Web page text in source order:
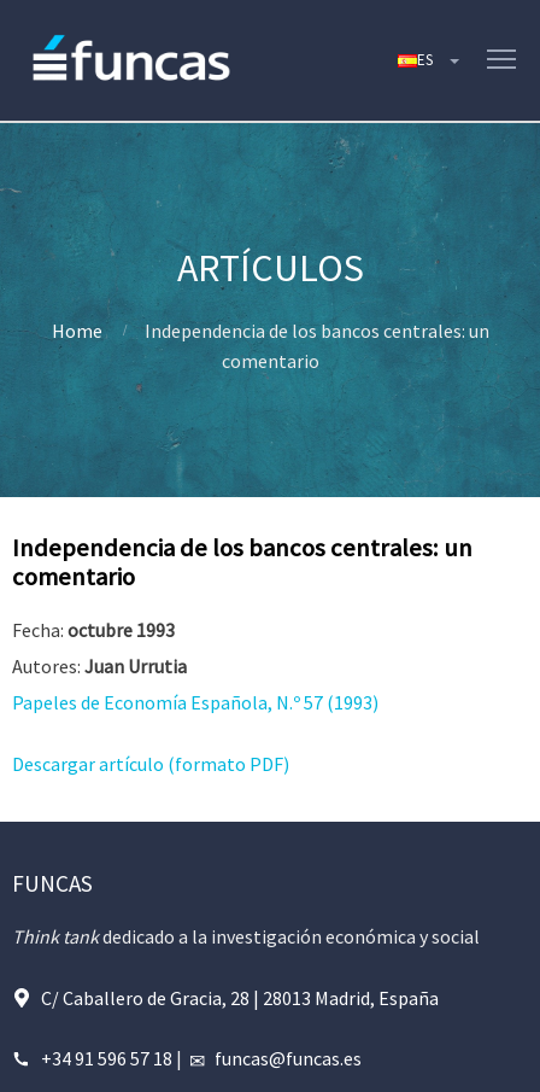
Home
Independencia de los bancos centrales: un
comentario
Independencia de los bancos centrales: un
comentario
Fecha: octubre 1993
Autores: Juan Urrutia
Papeles de Economía Española, N.º 57 (1993)
Descargar artículo (formato PDF)
FUNCAS
Think tankdedicado a la investigación económica y social
C/ Caballero de Gracia, 28 | 28013 Madrid, España
+34 91 596 57 18 | funcas@funcas.es